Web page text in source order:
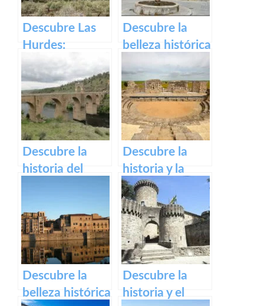
España
Descubre Las
Hurdes:
Naturaleza
salvaje y
rincones
ocultos en
Cáceres
Descubre la
belleza histórica
y espiritual del
Monasterio de
Guadalupe en
Extremadura.
Descubre la
historia del
de Alcántara
Descubre la
historia y la
belleza del
Teatro Romano
y Alcazaba de
Reina
Descubre la
belleza histórica
Descubre la
historia y el